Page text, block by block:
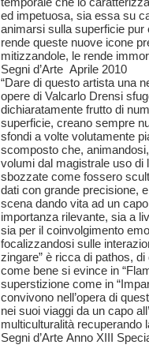
ed impetuosa, sia essa su
animarsi sulla superficie pur
rende queste nuove icone
mitizzandole, le rende
Segni d’Arte Aprile 2010
“Dare di questo artista una
opere di Valcarlo Drensi
dichiaratamente frutto di
superficie, creano sempre
sfondi a volte volutamente
scomposto che,
volumi dal magistrale uso di
sbozzate come fossero
dati con grande precisione,
scena dando vita ad un
importanza rilevante, sia a
sia per il coinvolgimento
focalizzandosi sulle
zingare” è ricca di pathos,
come bene si evince in
superstizione come in
convivono nell’opera di
nei suoi viaggi da un capo
multiculturalità recuperando
Segni d’Arte Anno XIII